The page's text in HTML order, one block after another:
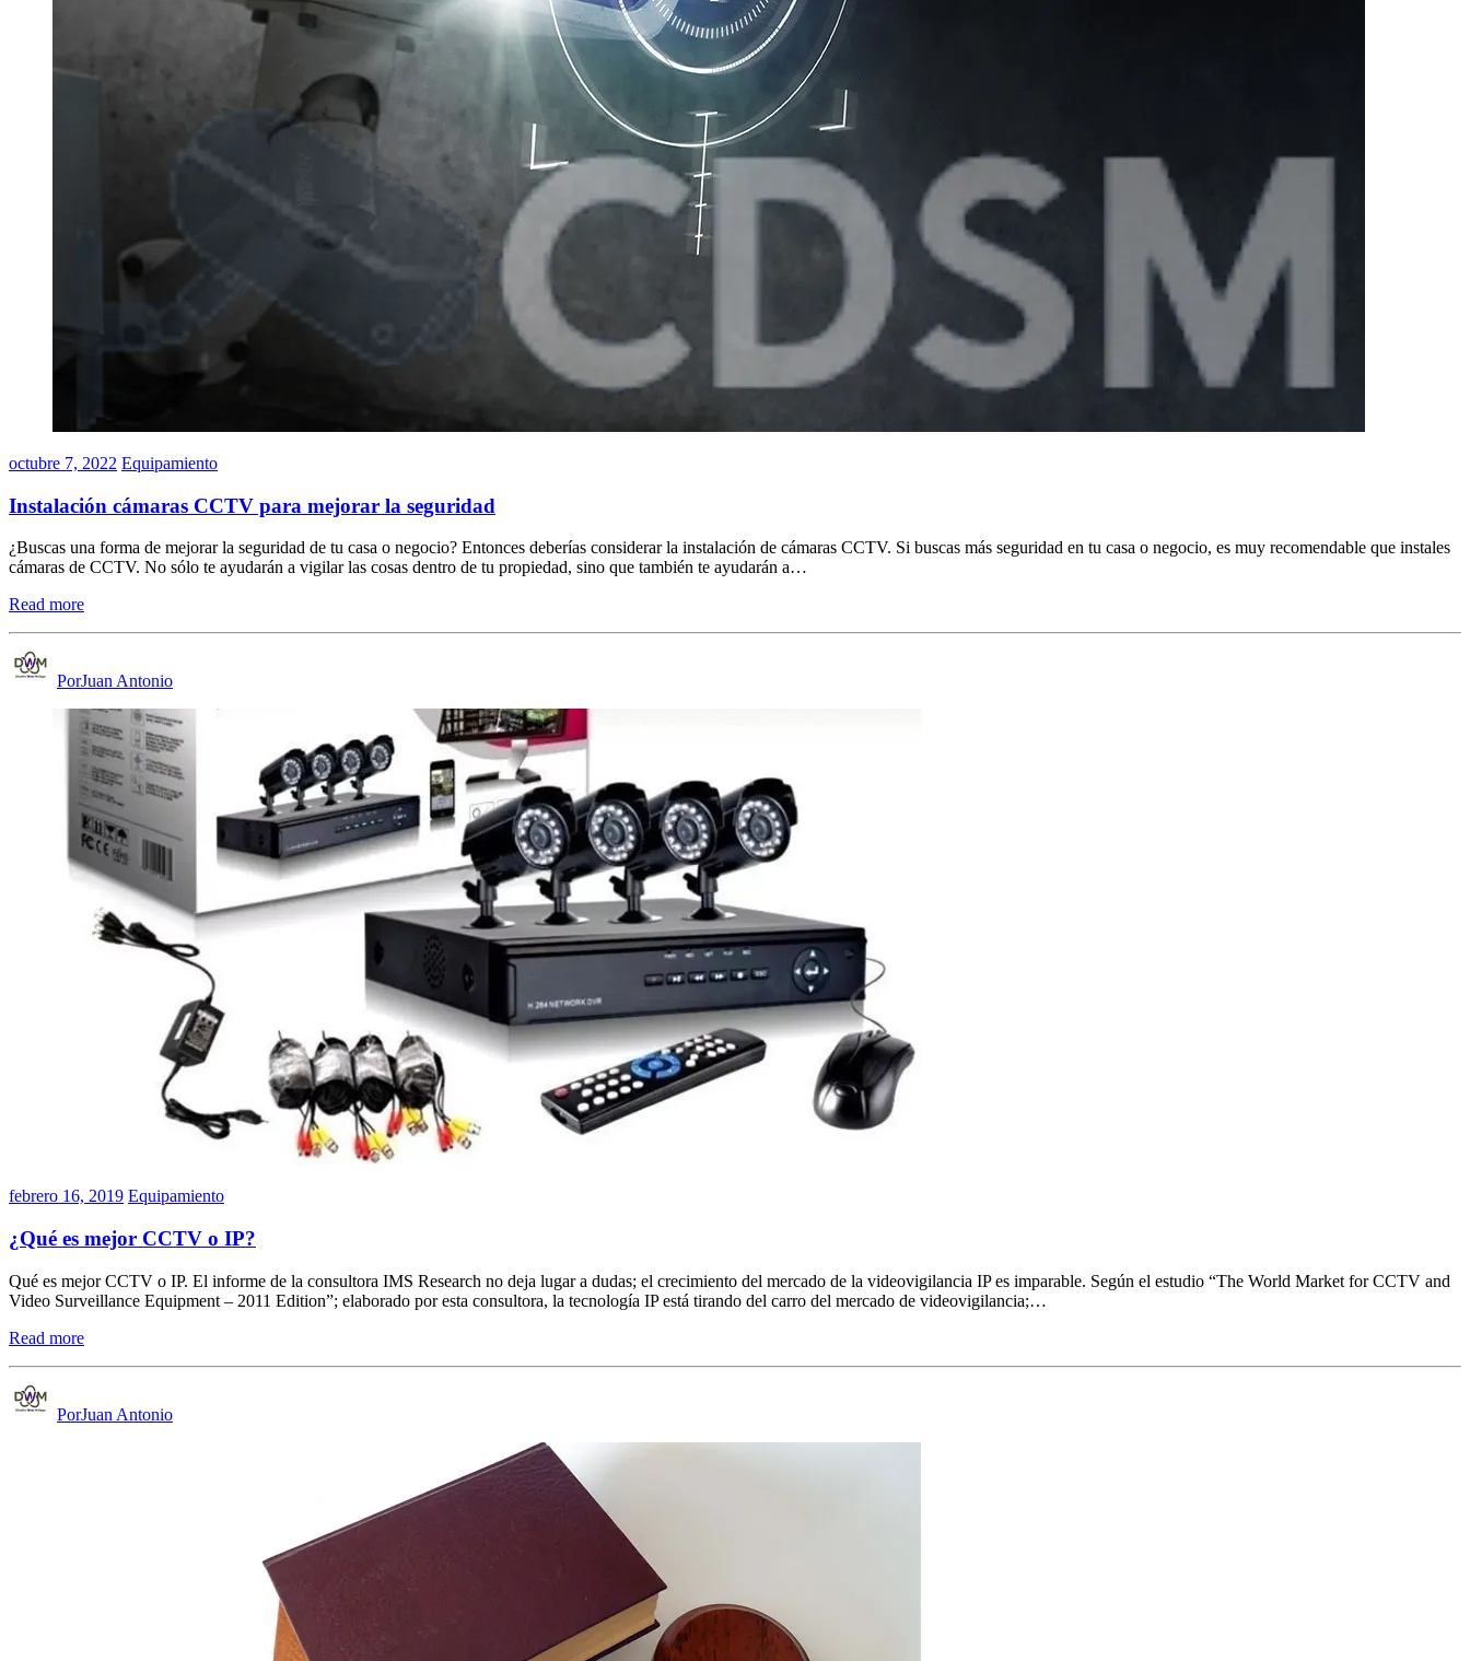
octubre 7, 2022 Equipamiento
Instalación cámaras CCTV para mejorar la seguridad
¿Buscas una forma de mejorar la seguridad de tu casa o negocio? Entonces deberías considerar la instalación de cámaras CCTV. Si buscas más seguridad en tu casa o negocio, es muy recomendable que instales
cámaras de CCTV. No sólo te ayudarán a vigilar las cosas dentro de tu propiedad, sino que también te ayudarán a…
Read more
PorJuan Antonio
febrero 16, 2019 Equipamiento
¿Qué es mejor CCTV o IP?
Qué es mejor CCTV o IP. El informe de la consultora IMS Research no deja lugar a dudas; el crecimiento del mercado de la videovigilancia IP es imparable. Según el estudio “The World Market for CCTV and
Video Surveillance Equipment – 2011 Edition”; elaborado por esta consultora, la tecnología IP está tirando del carro del mercado de videovigilancia;…
Read more
PorJuan Antonio